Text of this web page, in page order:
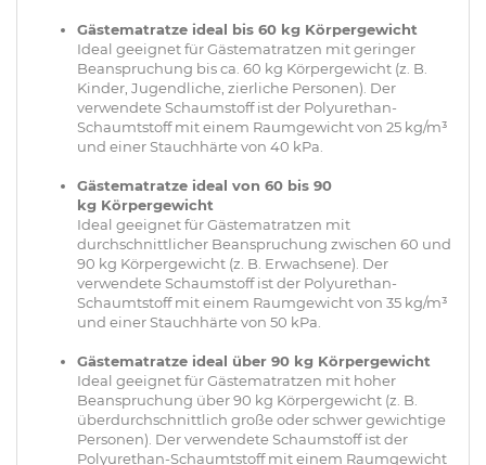
Gästematratze ideal bis 60 kg Körpergewicht
Ideal geeignet für Gästematratzen mit geringer
Beanspruchung bis ca. 60 kg Körpergewicht (z. B.
Kinder, Jugendliche, zierliche Personen). Der
verwendete Schaumstoff ist der Polyurethan-
Schaumtstoff mit einem Raumgewicht von 25 kg/m³
und einer Stauchhärte von 40 kPa.
Gästematratze ideal von 60 bis 90
kg Körpergewicht
Ideal geeignet für Gästematratzen mit
durchschnittlicher Beanspruchung zwischen 60 und
90 kg Körpergewicht (z. B. Erwachsene). Der
verwendete Schaumstoff ist der Polyurethan-
Schaumtstoff mit einem Raumgewicht von 35 kg/m³
und einer Stauchhärte von 50 kPa.
Gästematratze ideal über 90 kg Körpergewicht
Ideal geeignet für Gästematratzen mit hoher
Beanspruchung über 90 kg Körpergewicht (z. B.
überdurchschnittlich große oder schwer gewichtige
Personen). Der verwendete Schaumstoff ist der
Polyurethan-Schaumtstoff mit einem Raumgewicht